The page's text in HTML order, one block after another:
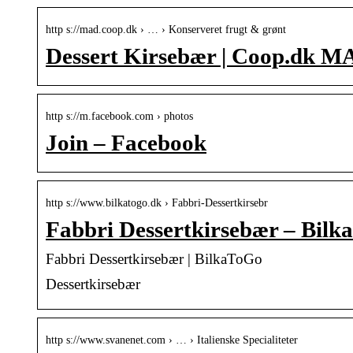
http s://mad.coop.dk › … › Konserveret frugt & grønt
Dessert Kirsebær | Coop.dk
http s://m.facebook.com › photos
Join – Facebook
http s://www.bilkatogo.dk › Fabbri-Dessertkirsebr
Fabbri Dessertkirsebær –
Fabbri Dessertkirsebær | BilkaToGo
Dessertkirsebær
http s://www.svanenet.com › … › Italienske Specialiteter